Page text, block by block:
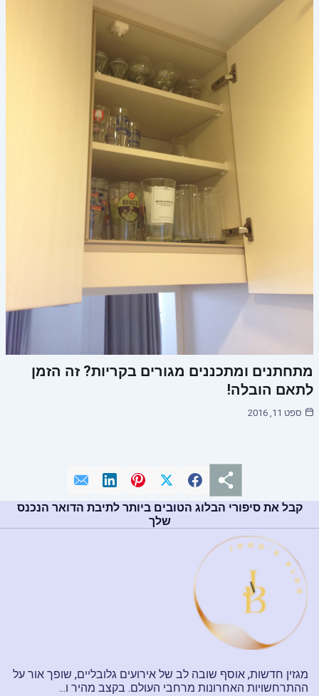
מתחתנים ומתכננים מגורים בקריות? זה הזמן
לתאם הובלה!
ספט 11, 2016
קבל את סיפורי הבלוג הטובים ביותר לתיבת הדואר הנכנס
שלך
מגזין חדשות, אוסף שובה לב של אירועים גלובליים, שופך אור על
ההתרחשויות האחרונות מרחבי העולם. בקצב מהיר ו...